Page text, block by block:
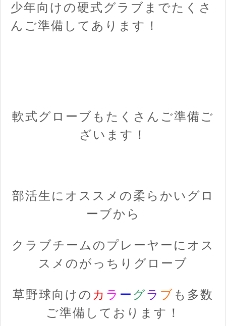
少年向けの硬式グラブまでたくさ
んご準備してあります！
軟式グローブもたくさんご準備ご
ざいます！
部活生にオススメの柔らかいグロ
ーブから
クラブチームのプレーヤーにオス
スメのがっちりグローブ
草野球向けの カ ラ ー グラ ブ も多数
ご準備しております！